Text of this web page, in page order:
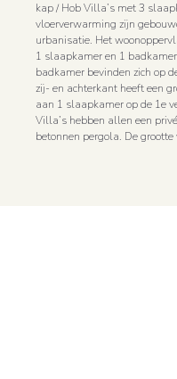
kap / Hob Villa’s met 3
vloerverwarming zijn
urbanisatie. Het
1 slaapkamer en 1
badkamer bevinden zich op
zij- en achterkant heeft een
aan 1 slaapkamer op de 1e
Villa’s hebben allen een
betonnen pergola. De